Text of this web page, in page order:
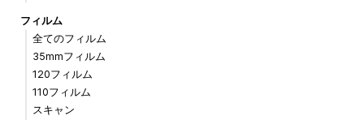
フィルム
全てのフィルム
35mmフィルム
120フィルム
110フィルム
スキャン